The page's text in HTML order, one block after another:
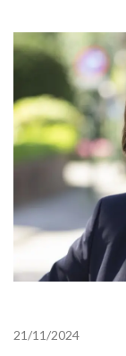
21/11/2024